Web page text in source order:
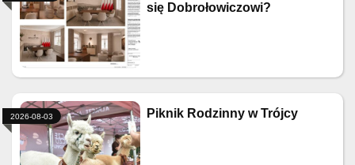
się Dobrołowiczowi?
Piknik Rodzinny w Trójcy
2026-08-03